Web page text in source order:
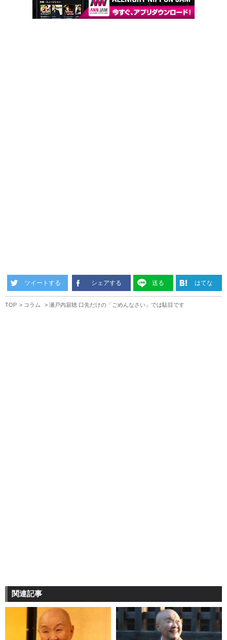
ツイートする シェアする 送る はてな
TOP コラム 瀬戸内寂聴 口先だけの「ごめんなさい」では駄目です
関連記事